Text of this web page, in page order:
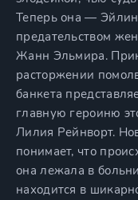
Теперь она —
предательством
Жанн Эльмира.
расторжении
банкета
главную героиню
Лилия Рейнворт.
понимает, что
она лежала в
находится в